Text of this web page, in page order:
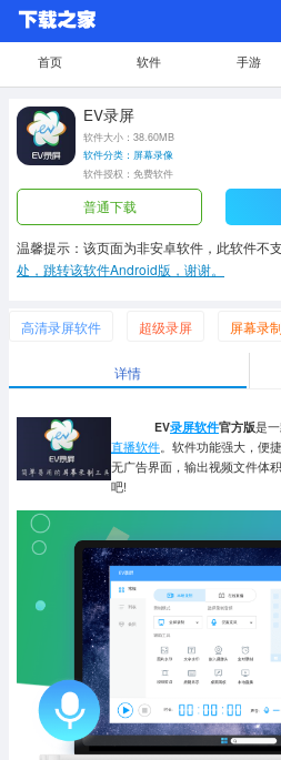
首页 软件 手游
EV录屏
软件大小：38.60MB
软件分类：屏幕录像
软件授权：免费软件
普通下载
温馨提示：该页面为非安卓软件，此软件不
处，跳转该软件Android版，谢谢。
高清录屏软件 超级录屏 屏幕录
详情
EV录屏软件官方版是
直播软件。软件功能强大，便
无广告界面，输出视频文件体
吧!